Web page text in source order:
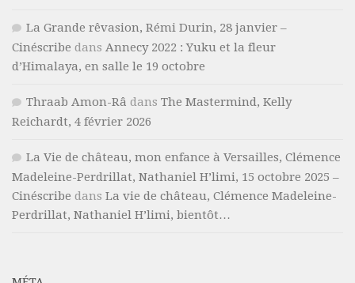
La Grande rêvasion, Rémi Durin, 28 janvier –
Cinéscribe dans Annecy 2022 : Yuku et la fleur
d’Himalaya, en salle le 19 octobre
Thraab Amon-Râ dans The Mastermind, Kelly
Reichardt, 4 février 2026
La Vie de château, mon enfance à Versailles, Clémence
Madeleine-Perdrillat, Nathaniel H’limi, 15 octobre 2025 –
Cinéscribe dans La vie de château, Clémence Madeleine-
Perdrillat, Nathaniel H’limi, bientôt…